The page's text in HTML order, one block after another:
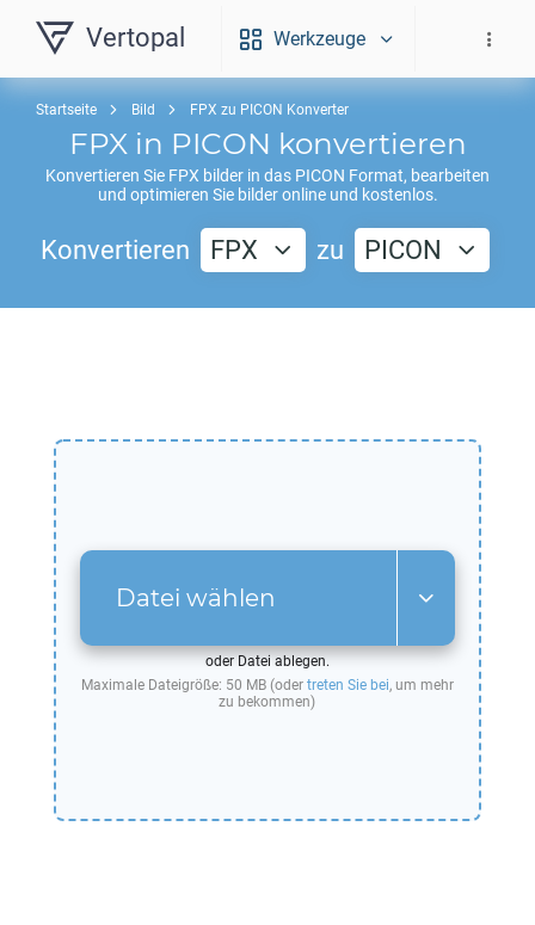
Vertopal Werkzeuge
Startseite Bild FPX zu PICON Konverter
FPXin PICON konvertieren
Konvertieren Sie FPX bilder in das PICON Format, bearbeiten
und optimieren Sie bilder online und kostenlos.
Konvertieren FPX zu PICON
Datei wählen
oder Datei ablegen.
Maximale Dateigröße: 50 MB (oder treten Sie bei, um mehr
zu bekommen)